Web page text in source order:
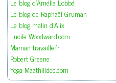
Le blog de Raphaël Gruman
Le blog malin d'Alix
Lucile Woodward.com
Maman travaille.fr
Robert Greene
Yoga Maathiildee.com